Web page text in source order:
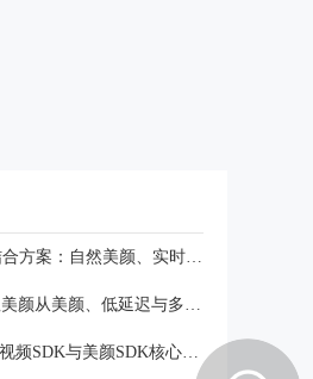
AI数字人与美颜SDK结合方案：自然美颜、实时渲染与低延迟体验
美颜SDK哪家好？美狐美颜从美颜、低延迟与多端适配解析
从RTC到直播推流：音视频SDK与美颜SDK核心能力解析